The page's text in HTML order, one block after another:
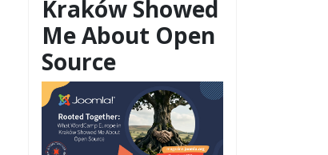
Kraków Showed
Me About Open
Source